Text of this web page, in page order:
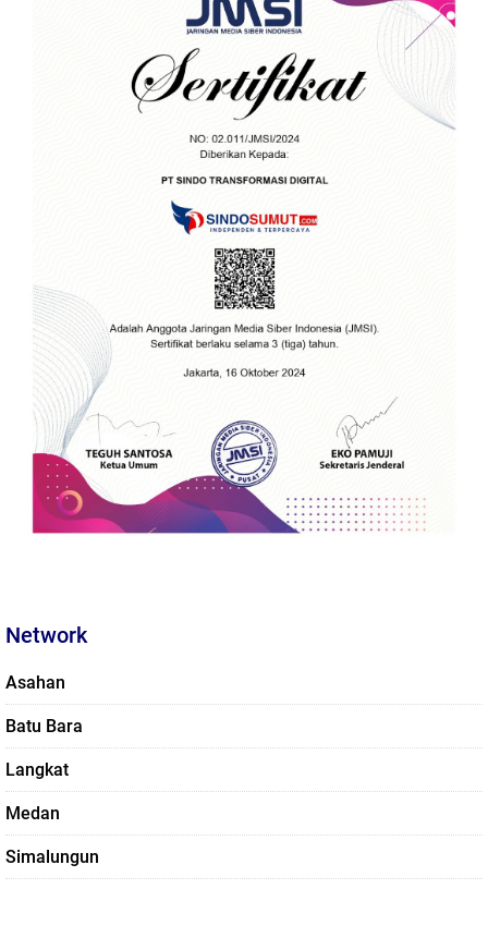
Network
Asahan
Batu Bara
Langkat
Medan
Simalungun